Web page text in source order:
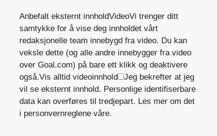
Anbefalt eksternt innholdVideoVi trenger ditt
samtykke for å vise deg innholdet vårt
redaksjonelle team innebygd fra video. Du kan
veksle dette (og alle andre innebygger fra video
over Goal.com) på bare ett klikk og deaktivere
også.Vis alltid videoinnhold
Jeg bekrefter at jeg
vil se eksternt innhold. Personlige identifiserbare
data kan overføres til tredjepart. Les mer om det
i personvernreglene våre.